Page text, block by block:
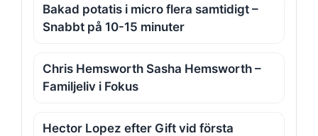
Bakad potatis i micro flera samtidigt –
Snabbt på 10-15 minuter
Chris Hemsworth Sasha Hemsworth –
Familjeliv i Fokus
Hector Lopez efter Gift vid första